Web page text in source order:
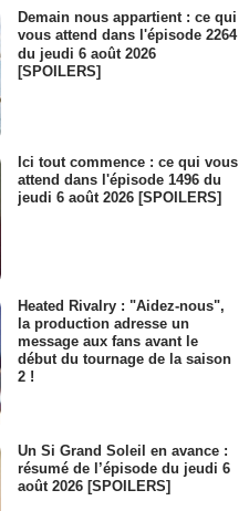
Demain nous appartient : ce qui
vous attend dans l'épisode 2264
du jeudi 6 août 2026
[SPOILERS]
Ici tout commence : ce qui vous
attend dans l'épisode 1496 du
jeudi 6 août 2026 [SPOILERS]
Heated Rivalry : "Aidez-nous",
la production adresse un
message aux fans avant le
début du tournage de la saison
2 !
Un Si Grand Soleil en avance :
résumé de l’épisode du jeudi 6
août 2026 [SPOILERS]